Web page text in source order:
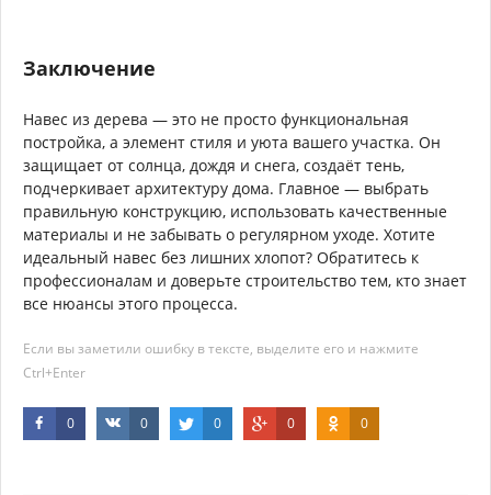
Заключение
Навес из дерева — это не просто функциональная
постройка, а элемент стиля и уюта вашего участка. Он
защищает от солнца, дождя и снега, создаёт тень,
подчеркивает архитектуру дома. Главное — выбрать
правильную конструкцию, использовать качественные
материалы и не забывать о регулярном уходе. Хотите
идеальный навес без лишних хлопот? Обратитесь к
профессионалам и доверьте строительство тем, кто знает
все нюансы этого процесса.
Если вы заметили ошибку в тексте, выделите его и нажмите
Ctrl+Enter
0 0 0 0 0